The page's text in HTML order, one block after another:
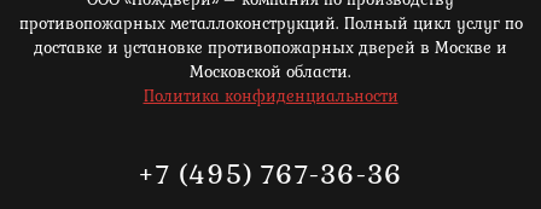
противопожарных металлоконструкций. Полный цикл услуг по
доставке и установке противопожарных дверей в Москве и
Московской области.
Политика конфиденциальности
+7 (495) 767-36-36